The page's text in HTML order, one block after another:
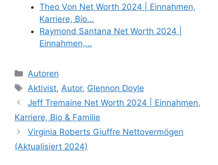
Theo Von Net Worth 2024 | Einnahmen,
Karriere, Bio…
Raymond Santana Net Worth 2024 |
Einnahmen,…
Categories
Autoren
Tags
Aktivist, Autor, Glennon Doyle
Jeff Tremaine Net Worth 2024 | Einnahmen,
Karriere, Bio & Familie
Virginia Roberts Giuffre Nettovermögen
(Aktualisiert 2024)